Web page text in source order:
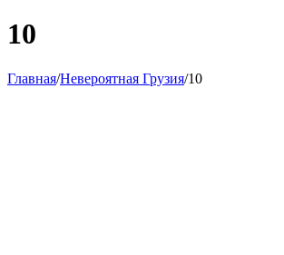
10
Главная/Невероятная Грузия/10